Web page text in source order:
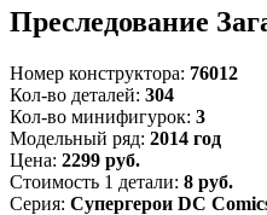
Преследование
Номер конструктора: 76012
Кол-во деталей: 304
Кол-во минифигурок: 3
Модельный ряд: 2014 год
Цена: 2299 руб.
Стоимость 1 детали: 8 руб.
Серия: Супергерои DC